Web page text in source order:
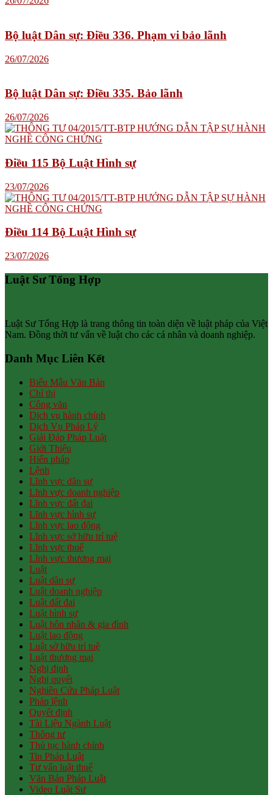
Bộ luật Dân sự: Điều 336. Phạm vi bảo lãnh
26/07/2026
Bộ luật Dân sự: Điều 335. Bảo lãnh
26/07/2026
Điều 115 Bộ Luật Hình sự
23/07/2026
Điều 114 Bộ Luật Hình sự
23/07/2026
Luật Sư Tổng Hợp
Luật Sư Tổng Hợp là trang thông tin toàn diện về luật pháp của Việt
Nam. Đồng thời tư vấn về luật cho các cá nhân và doanh nghiệp.
Danh Mục Liên Kết
Biểu Mẫu Văn Bản
Chỉ thị
Công văn
Dịch vụ hành chính
Dịch Vụ Pháp Lý
Giải Đáp Pháp Luật
Giới Thiệu
Hiến pháp
Lệnh
Lĩnh vực dân sự
Lĩnh vực doanh nghiệp
Lĩnh vực đất đai
Lĩnh vực hình sự
Lĩnh vực lao động
Lĩnh vực sở hữu trí tuệ
Lĩnh vực thuế
Lĩnh vực thương mại
Luật
Luật dân sự
Luật doanh nghiệp
Luật đất đai
Luật hình sự
Luật hôn nhân & gia đình
Luật lao động
Luật sở hữu trí tuệ
Luật thương mại
Nghị định
Nghị quyết
Nghiên Cứu Pháp Luật
Pháp lệnh
Quyết định
Tài Liệu Ngành Luật
Thông tư
Thủ tục hành chính
Tin Pháp Luật
Tư vấn luật thuế
Văn Bản Pháp Luật
Video Luật Sư